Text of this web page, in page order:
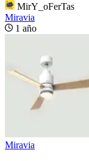
MirY_oFerTas
Miravia
1 año
Miravia